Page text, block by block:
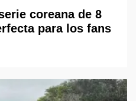
coreana de 8
para los fans